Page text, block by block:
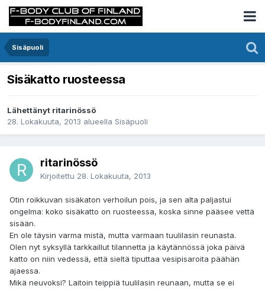
Sisäpuoli
Sisäkatto ruosteessa
Lähettänyt ritarinössö
28. Lokakuuta, 2013 alueella Sisäpuoli
ritarinössö
Kirjoitettu 28. Lokakuuta, 2013
Otin roikkuvan sisäkaton verhoilun pois, ja sen alta paljastui
ongelma: koko sisäkatto on ruosteessa, koska sinne pääsee vettä
sisään.
En ole täysin varma mistä, mutta varmaan tuulilasin reunasta.
Olen nyt syksyllä tarkkaillut tilannetta ja käytännössä joka päivä
katto on niin vedessä, että sieltä tiputtaa vesipisaroita päähän
ajaessa.
Mikä neuvoksi? Laitoin teippiä tuulilasin reunaan, mutta se ei